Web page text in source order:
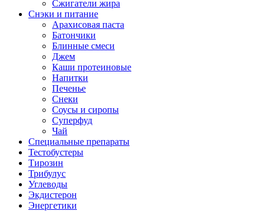
Сжигатели жира
Снэки и питание
Арахисовая паста
Батончики
Блинные смеси
Джем
Каши протеиновые
Напитки
Печенье
Снеки
Соусы и сиропы
Суперфуд
Чай
Специальные препараты
Тестобустеры
Тирозин
Трибулус
Углеводы
Экдистерон
Энергетики